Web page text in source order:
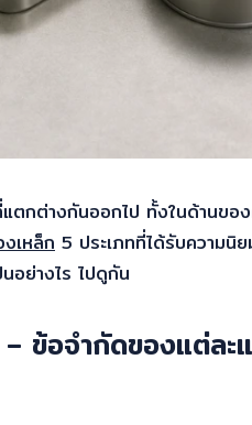
ต่างกันออกไป ทั้งในด้านขอ
เหล็ก 5 ประเภทที่ได้รับความนิ
อย่างไร ไปดูกัน
ข้อจำกัดของแต่ละ